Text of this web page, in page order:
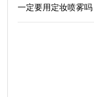
一定要用定妆喷雾